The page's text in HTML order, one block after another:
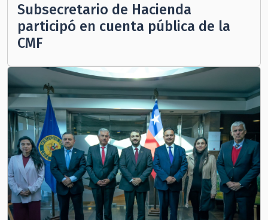
Subsecretario de Hacienda
participó en cuenta pública de la
CMF